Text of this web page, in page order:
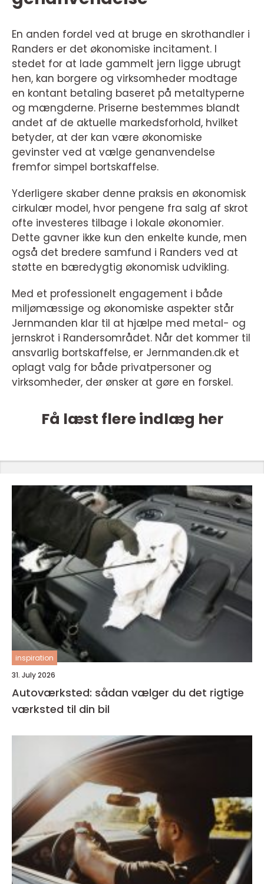
En anden fordel ved at bruge en skrothandler i
Randers er det økonomiske incitament. I
stedet for at lade gammelt jern ligge ubrugt
hen, kan borgere og virksomheder modtage
en kontant betaling baseret på metaltyperne
og mængderne. Priserne bestemmes blandt
andet af de aktuelle markedsforhold, hvilket
betyder, at der kan være økonomiske
gevinster ved at vælge genanvendelse
fremfor simpel bortskaffelse.
Yderligere skaber denne praksis en økonomisk
cirkulær model, hvor pengene fra salg af skrot
ofte investeres tilbage i lokale økonomier.
Dette gavner ikke kun den enkelte kunde, men
også det bredere samfund i Randers ved at
støtte en bæredygtig økonomisk udvikling.
Med et professionelt engagement i både
miljømæssige og økonomiske aspekter står
Jernmanden klar til at hjælpe med metal- og
jernskrot i Randersområdet. Når det kommer til
ansvarlig bortskaffelse, er Jernmanden.dk et
oplagt valg for både privatpersoner og
virksomheder, der ønsker at gøre en forskel.
Få læst flere indlæg her
inspiration
31. July 2026
Autoværksted: sådan vælger du det rigtige
værksted til din bil